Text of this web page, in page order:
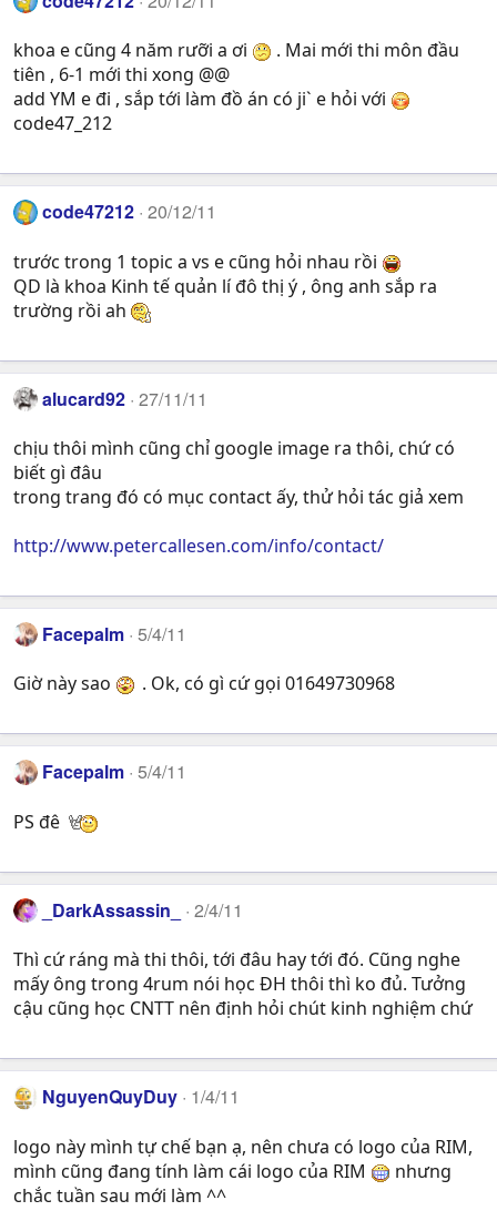
khoa e cũng 4 năm rưỡi a ơi
. Mai mới thi môn đầu
tiên , 6-1 mới thi xong @@
add YM e đi , sắp tới làm đồ án có ji` e hỏi với
code47_212
code47212 20/12/11
trước trong 1 topic a vs e cũng hỏi nhau rồi
QD là khoa Kinh tế quản lí đô thị ý , ông anh sắp ra
trường rồi ah
alucard92 27/11/11
chịu thôi mình cũng chỉ google image ra thôi, chứ có
biết gì đâu
trong trang đó có mục contact ấy, thử hỏi tác giả xem
http://www.petercallesen.com/info/contact/
Facepalm 5/4/11
Giờ này sao . Ok, có gì cứ gọi 01649730968
Facepalm 5/4/11
PS đê
_DarkAssassin_ 2/4/11
Thì cứ ráng mà thi thôi, tới đâu hay tới đó. Cũng nghe
mấy ông trong 4rum nói học ĐH thôi thì ko đủ. Tưởng
cậu cũng học CNTT nên định hỏi chút kinh nghiệm chứ
NguyenQuyDuy 1/4/11
logo này mình tự chế bạn ạ, nên chưa có logo của RIM,
mình cũng đang tính làm cái logo của RIM
nhưng
chắc tuần sau mới làm ^^